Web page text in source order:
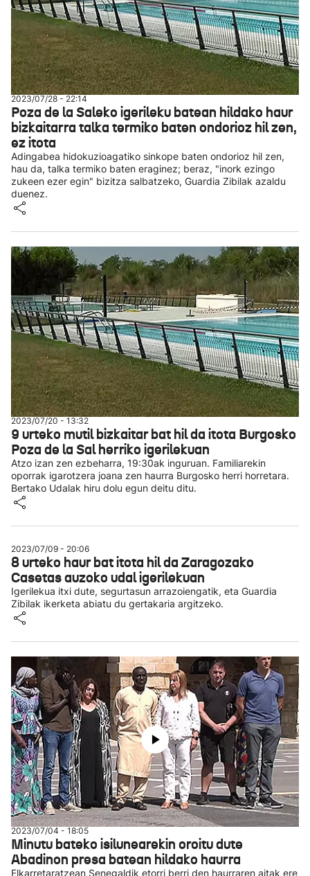
2023/07/28 - 22:14
Poza de la Saleko igerileku batean hildako haur
bizkaitarra talka termiko baten ondorioz hil zen,
ez itota
Adingabea hidokuzioagatiko sinkope baten ondorioz hil zen,
hau da, talka termiko baten eraginez; beraz, "inork ezingo
zukeen ezer egin" bizitza salbatzeko, Guardia Zibilak azaldu
duenez.
2023/07/20 - 13:32
9 urteko mutil bizkaitar bat hil da itota Burgosko
Poza de la Sal herriko igerilekuan
Atzo izan zen ezbeharra, 19:30ak inguruan. Familiarekin
oporrak igarotzera joana zen haurra Burgosko herri horretara.
Bertako Udalak hiru dolu egun deitu ditu.
2023/07/09 - 20:06
8 urteko haur bat itota hil da Zaragozako
Casetas auzoko udal igerilekuan
Igerilekua itxi dute, segurtasun arrazoiengatik, eta Guardia
Zibilak ikerketa abiatu du gertakaria argitzeko.
2023/07/04 - 18:05
Minutu bateko isilunearekin oroitu dute
Abadinon presa batean hildako haurra
Elkarretaratzean Senegaldik etorri berri den haurraren aitak ere